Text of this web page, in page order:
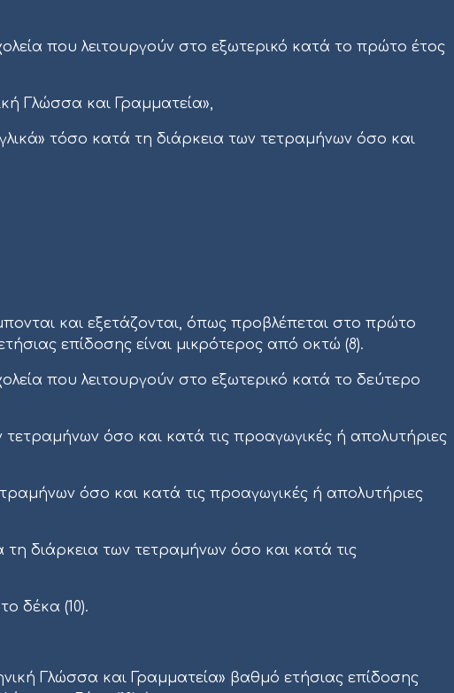
που λειτουργούν στο εξωτερικό κατά το πρώτο έτος
Γλώσσα και Γραμματεία»,
τόσο κατά τη διάρκεια των τετραμήνων όσο και
και εξετάζονται, όπως προβλέπεται στο πρώτο
επίδοσης είναι μικρότερος από οκτώ (8).
που λειτουργούν στο εξωτερικό κατά το δεύτερο
όσο και κατά τις προαγωγικές ή απολυτήριες
όσο και κατά τις προαγωγικές ή απολυτήριες
διάρκεια των τετραμήνων όσο και κατά τις
δέκα (10).
Γλώσσα και Γραμματεία» βαθμό ετήσιας επίδοσης